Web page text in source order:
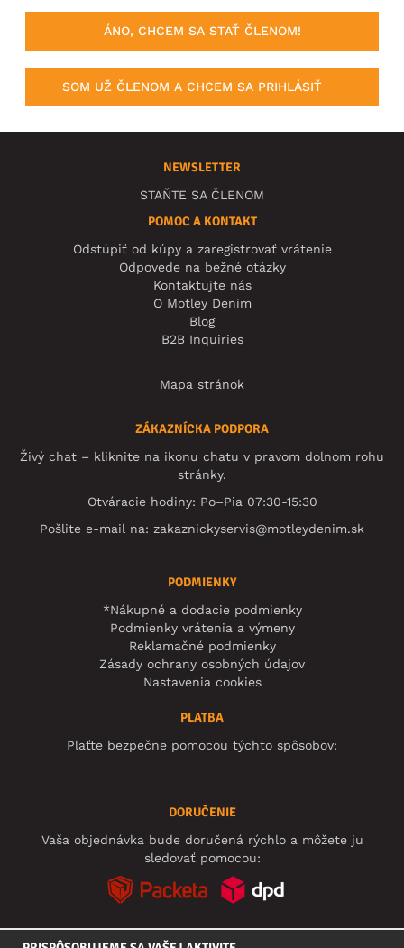
ÁNO, CHCEM SA STAŤ ČLENOM!
SOM UŽ ČLENOM A CHCEM SA PRIHLÁSIŤ
NEWSLETTER
STAŇTE SA ČLENOM
POMOC A KONTAKT
Odstúpiť od kúpy a zaregistrovať vrátenie
Odpovede na bežné otázky
Kontaktujte nás
O Motley Denim
Blog
B2B Inquiries
Mapa stránok
ZÁKAZNÍCKA PODPORA
Živý chat – kliknite na ikonu chatu v pravom dolnom rohu
stránky.
Otváracie hodiny: Po–Pia 07:30-15:30
Pošlite e-mail na: zakaznickyservis@motleydenim.sk
PODMIENKY
*Nákupné a dodacie podmienky
Podmienky vrátenia a výmeny
Reklamačné podmienky
Zásady ochrany osobných údajov
Nastavenia cookies
PLATBA
Plaťte bezpečne pomocou týchto spôsobov:
DORUČENIE
Vaša objednávka bude doručená rýchlo a môžete ju
sledovať pomocou: